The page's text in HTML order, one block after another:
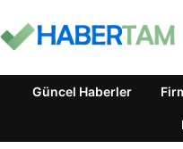
Güncel Haberler